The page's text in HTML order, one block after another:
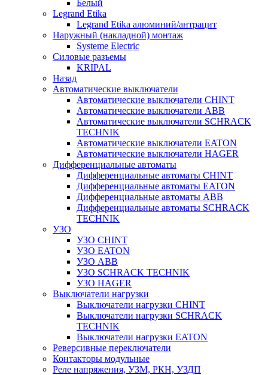
Белый
Legrand Etika
Legrand Etika алюминий/антрацит
Наружный (накладной) монтаж
Systeme Electric
Силовые разъемы
KRIPAL
Назад
Автоматические выключатели
Автоматические выключатели CHINT
Автоматические выключатели ABB
Автоматические выключатели SCHRACK
TECHNIK
Автоматические выключатели EATON
Автоматические выключатели HAGER
Дифференциальные автоматы
Дифференциальные автоматы CHINT
Дифференциальные автоматы EATON
Дифференциальные автоматы ABB
Дифференциальные автоматы SCHRACK
TECHNIK
УЗО
УЗО CHINT
УЗО EATON
УЗО ABB
УЗО SCHRACK TECHNIK
УЗО HAGER
Выключатели нагрузки
Выключатели нагрузки CHINT
Выключатели нагрузки SCHRACK
TECHNIK
Выключатели нагрузки EATON
Реверсивные переключатели
Контакторы модульные
Реле напряжения, УЗМ, РКН, УЗДП